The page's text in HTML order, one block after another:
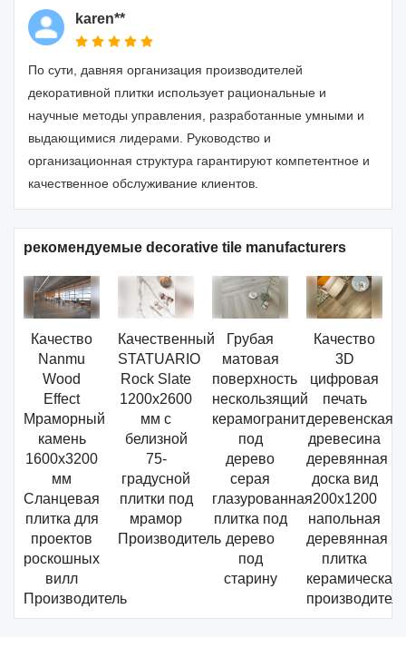
karen**
По сути, давняя организация производителей
декоративной плитки использует рациональные и
научные методы управления, разработанные умными и
выдающимися лидерами. Руководство и
организационная структура гарантируют компетентное и
качественное обслуживание клиентов.
рекомендуемые decorative tile manufacturers
Качество
Nanmu
Wood
Effect
Мраморный
камень
1600x3200
мм
Сланцевая
плитка для
проектов
роскошных
вилл
Производитель
Качественный
STATUARIO
Rock Slate
1200x2600
мм с
белизной
75-
градусной
плитки под
мрамор
Производитель
Грубая
матовая
поверхность
нескользящий
керамогранит
под
дерево
серая
глазурованная
плитка под
дерево
под
старину
Качество
3D
цифровая
печать
деревенская
древесина
деревянная
доска вид
200x1200
напольная
деревянная
плитка
керамическая
производитель